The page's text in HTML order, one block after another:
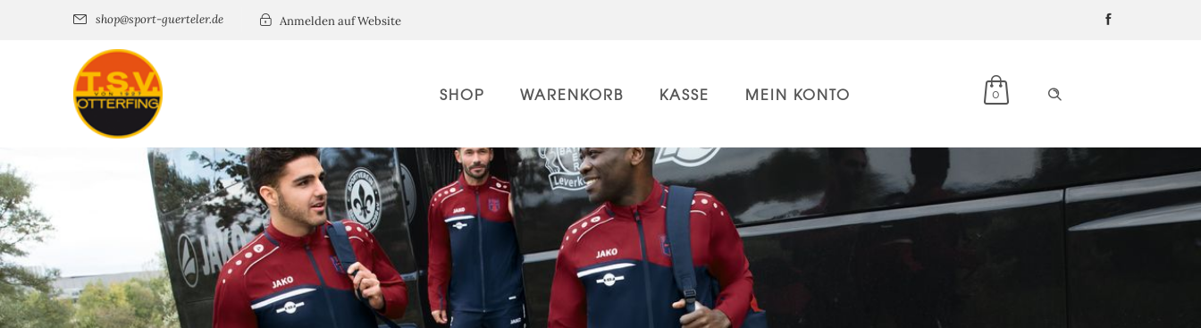
shop@sport-guerteler.de Anmelden auf Website
0
SHOP WARENKORB KASSE MEIN KONTO